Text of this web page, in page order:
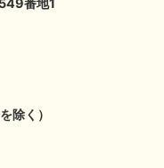
番地1
除く）